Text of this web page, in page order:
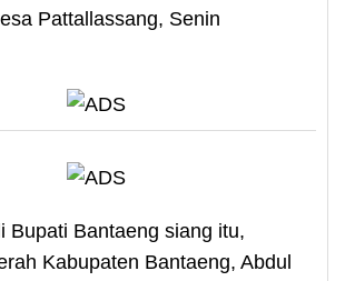
Pattallassang, Senin
Bupati Bantaeng siang itu,
Kabupaten Bantaeng, Abdul